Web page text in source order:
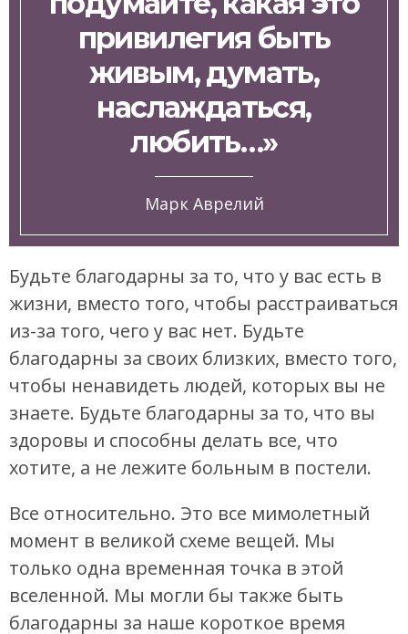
привилегия быть
живым, думать,
наслаждаться,
любить…»
Марк Аврелий
Будьте благодарны за то, что у вас есть в
жизни, вместо того, чтобы расстраиваться
из-за того, чего у вас нет. Будьте
благодарны за своих близких, вместо того,
чтобы ненавидеть людей, которых вы не
знаете. Будьте благодарны за то, что вы
здоровы и способны делать все, что
хотите, а не лежите больным в постели.
Все относительно. Это все мимолетный
момент в великой схеме вещей. Мы
только одна временная точка в этой
вселенной. Мы могли бы также быть
благодарны за наше короткое время